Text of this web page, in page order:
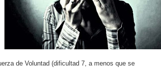
de Voluntad (dificultad 7, a menos que se